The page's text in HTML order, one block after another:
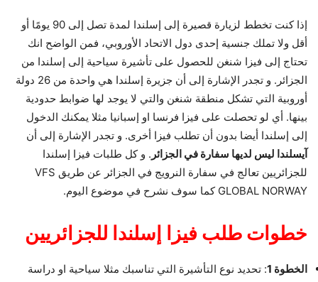
إذا كنت تخطط لزيارة قصيرة إلى إسلندا لمدة تصل إلى 90 يومًا أو
أقل ولا تملك جنسية إحدى دول الاتحاد الأوروبي، فمن الواضح انك
تحتاج إلى فيزا شنغن للحصول على تأشيرة سياحية إلى إسلندا من
الجزائر. و تجدر الإشارة إلى أن جزيرة إسلندا هي واحدة من 26 دولة
أوروبية التي تشكل منطقة شنغن والتي لا يوجد لها ضوابط حدودية
بينها. أي لو تحصلت على فيزا فرنسا او إسبانيا مثلا يمكنك الدخول
إلى إسلندا أيضا بدون أن تطلب فيزا أخرى. و تجدر الإشارة إلى أن
آيسلندا ليس لديها سفارة في الجزائر . و كل طلبات فيزا إسلندا
للجزائريين تعالج في سفارة النرويج في الجزائر عن طريق VFS
GLOBAL NORWAY كما سوف نشرح في موضوع اليوم.
خطوات طلب فيزا إسلندا للجزائريين
الخطوة 1
: تحديد نوع التأشيرة التي تناسبك مثلا سياحية او دراسة